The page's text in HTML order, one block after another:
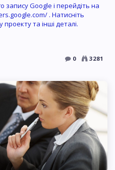
запису Google і перейдіть на
. Натисніть
та інші деталі.
0 3281